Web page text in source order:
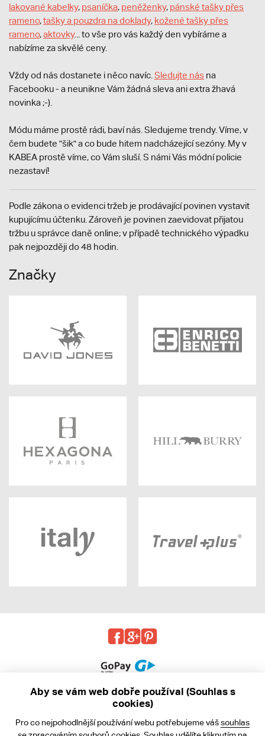
lakované kabelky, psaníčka, peněženky, pánské tašky přes
rameno,tašky a pouzdra na doklady, kožené tašky přes
rameno,aktovky... to vše pro vás každý den vybíráme a
nabízíme za skvělé ceny.
Vždy od nás dostanete i něco navíc. Sledujte nás na
Facebooku - a neunikne Vám žádná sleva ani extra žhavá
novinka ;-).
Módu máme prostě rádi, baví nás. Sledujeme trendy. Víme, v
čem budete "šik" a co bude hitem nadcházející sezóny. My v
KABEA prostě víme, co Vám sluší. S námi Vás módní policie
nezastaví!
Podle zákona o evidenci tržeb je prodávající povinen vystavit
kupujícímu účtenku. Zároveň je povinen zaevidovat přijatou
tržbu u správce daně online; v případě technického výpadku
pak nejpozději do 48 hodin.
Značky
Aby se vám web dobře používal (Souhlas s
cookies)
Pro co nejpohodlnější používání webu potřebujeme vášsouhlas